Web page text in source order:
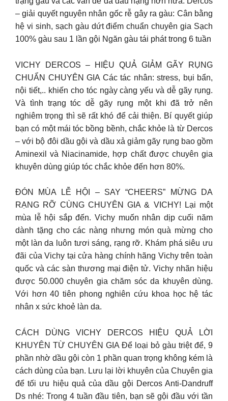
– giải quyết nguyên nhân gốc rễ gây ra gàu: Cân bằng
hệ vi sinh, sạch gàu dứt điểm chuẩn chuyên gia Sạch
100% gàu sau 1 lần gội Ngăn gàu tái phát trong 6 tuần
VICHY DERCOS – HIỆU QUẢ GIẢM GÃY RỤNG
CHUẨN CHUYÊN GIA Các tác nhân: stress, bụi bẩn,
nội tiết,.. khiến cho tóc ngày càng yếu và dễ gãy rụng.
Và tình trạng tóc dễ gãy rụng một khi đã trở nên
nghiêm trọng thì sẽ rất khó để cải thiện. Bí quyết giúp
bạn có một mái tóc bồng bềnh, chắc khỏe là từ Dercos
– với bộ đôi dầu gội và dầu xả giảm gãy rụng bao gồm
Aminexil và Niacinamide, hợp chất được chuyên gia
khuyên dùng giúp tóc chắc khỏe đến hơn 80%.
ĐÓN MÙA LỄ HỘI – SAY “CHEERS” MỪNG DA
RẠNG RỠ CÙNG CHUYÊN GIA & VICHY! Lại một
mùa lễ hội sắp đến. Vichy muốn nhân dịp cuối năm
dành tặng cho các nàng nhưng món quà mừng cho
một làn da luôn tươi sáng, rạng rỡ. Khám phá siêu ưu
đãi của Vichy tại cửa hàng chính hãng Vichy trên toàn
quốc và các sàn thương mại điện tử. Vichy nhãn hiệu
được 50.000 chuyên gia chăm sóc da khuyên dùng.
Với hơn 40 tiên phong nghiên cứu khoa học hệ tác
nhân x sức khoẻ làn da.
CÁCH DÙNG VICHY DERCOS HIỆU QUẢ LỜI
KHUYÊN TỪ CHUYÊN GIA Để loại bỏ gàu triệt để, 9
phần nhờ dầu gội còn 1 phần quan trọng không kém là
cách dùng của bạn. Lưu lại lời khuyên của Chuyên gia
để tối ưu hiệu quả của dầu gội Dercos Anti-Dandruff
Ds nhé: Trong 4 tuần đầu tiên, bạn sẽ gội đầu với tần